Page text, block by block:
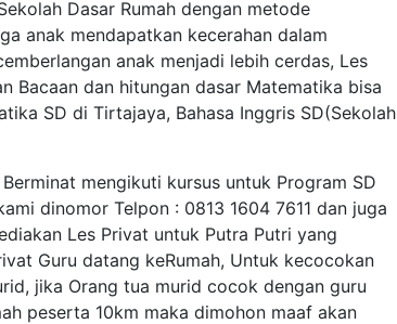
Dasar Rumah dengan metode
anak mendapatkan kecerahan dalam
anak menjadi lebih cerdas, Les
Bacaan dan hitungan dasar Matematika bisa
SD di Tirtajaya, Bahasa Inggris SD(Sekolah
mengikuti kursus untuk Program SD
dinomor Telpon : 0813 1604 7611 dan juga
Les Privat untuk Putra Putri yang
Guru datang keRumah, Untuk kecocokan
jika Orang tua murid cocok dengan guru
peserta 10km maka dimohon maaf akan